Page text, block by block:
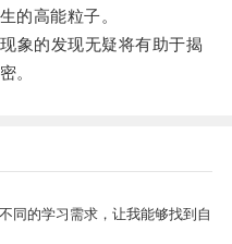
的高能粒子。
的发现无疑将有助于揭
。
同的学习需求，让我能够找到自